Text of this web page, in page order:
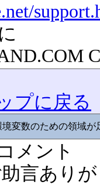
プに戻る
変数のための領域が
メント
言あり